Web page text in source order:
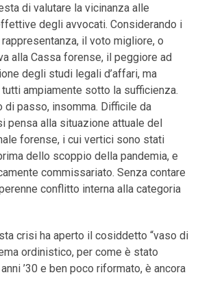
di valutare la vicinanza alle
degli avvocati. Considerando i
il voto migliore, o
alla Cassa forense, il peggiore ad
degli studi legali d’affari, ma
ampiamente sotto la sufficienza.
di passo, insomma. Difficile da
pensa alla situazione attuale del
forense, i cui vertici sono stati
dello scoppio della pandemia, e
commissariato. Senza contare
conflitto interna alla categoria
crisi ha aperto il cosiddetto “vaso di
ordinistico, per come è stato
’30 e ben poco riformato, è ancora